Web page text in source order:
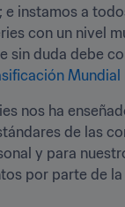
instamos a
con un nivel
sin duda debe
Mundial
nos ha
de las
y para
por parte de la